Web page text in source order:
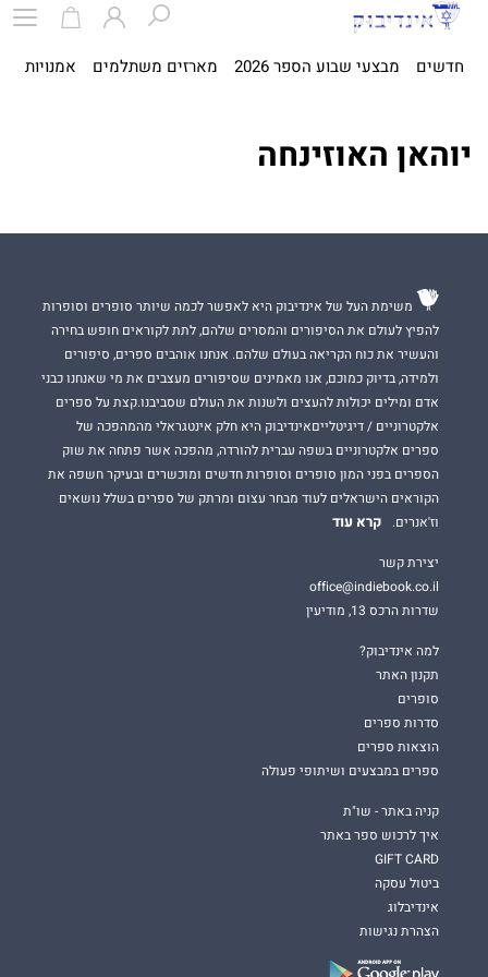
חדשים מבצעי שבוע הספר 2026 מארזים משתלמים אמנויות
יוהאן האוזינחה
משימת העל של אינדיבוק היא לאפשר לכמה שיותר סופרים וסופרות
להפיץ לעולם את הסיפורים והמסרים שלהם, לתת לקוראים חופש בחירה
והעשיר את כוח הקריאה בעולם שלהם. אנחנו אוהבים ספרים, סיפורים
ולמידה, בדיוק כמוכם, אנו מאמינים שסיפורים מעצבים את מי שאנחנו כבני
אדם ומילים יכולות להעצים ולשנות את העולם שסביבנו.קצת על ספרים
אלקטרוניים / דיגיטלייםאינדיבוק היא חלק אינטגראלי מהמהפכה של
ספרים אלקטרוניים בשפה עברית להורדה, מהפכה אשר פתחה את שוק
הספרים בפני המון סופרים וסופרות חדשים ומוכשרים ובעיקר חשפה את
הקוראים הישראלים לעוד מבחר עצום ומרתק של ספרים בשלל נושאים
וז'אנרים.
קרא עוד
יצירת קשר
office@indiebook.co.il
שדרות הרכס 13, מודיעין
למה אינדיבוק?
תקנון האתר
סופרים
סדרות ספרים
הוצאות ספרים
ספרים במבצעים ושיתופי פעולה
קניה באתר - שו"ת
איך לרכוש ספר באתר
GIFT CARD
ביטול עסקה
אינדיבלוג
הצהרת נגישות